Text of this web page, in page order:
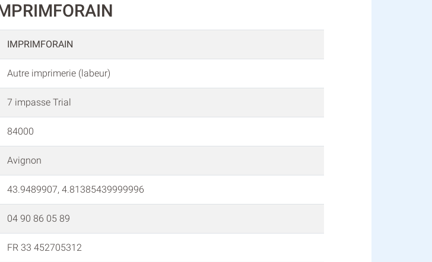
IMPRIMFORAIN
Autre imprimerie (labeur)
7 impasse Trial
84000
Avignon
43.9489907, 4.81385439999996
04 90 86 05 89
FR 33 452705312